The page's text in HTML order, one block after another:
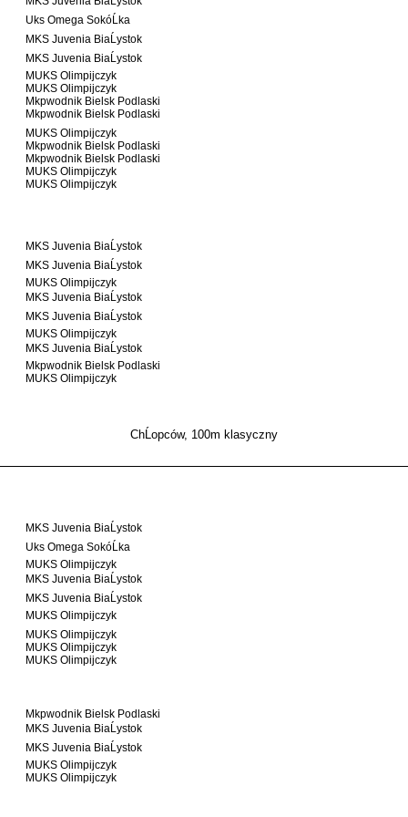
Uks Omega SokóĹka
MKS Juvenia BiaĹystok
MKS Juvenia BiaĹystok
MUKS Olimpijczyk
MUKS Olimpijczyk
Mkpwodnik Bielsk Podlaski
Mkpwodnik Bielsk Podlaski
MUKS Olimpijczyk
Mkpwodnik Bielsk Podlaski
Mkpwodnik Bielsk Podlaski
MUKS Olimpijczyk
MUKS Olimpijczyk
MKS Juvenia BiaĹystok
MKS Juvenia BiaĹystok
MUKS Olimpijczyk
MKS Juvenia BiaĹystok
MKS Juvenia BiaĹystok
MUKS Olimpijczyk
MKS Juvenia BiaĹystok
Mkpwodnik Bielsk Podlaski
MUKS Olimpijczyk
ChĹopców, 100m klasyczny
MKS Juvenia BiaĹystok
Uks Omega SokóĹka
MUKS Olimpijczyk
MKS Juvenia BiaĹystok
MKS Juvenia BiaĹystok
MUKS Olimpijczyk
MUKS Olimpijczyk
MUKS Olimpijczyk
MUKS Olimpijczyk
Mkpwodnik Bielsk Podlaski
MKS Juvenia BiaĹystok
MKS Juvenia BiaĹystok
MUKS Olimpijczyk
MUKS Olimpijczyk